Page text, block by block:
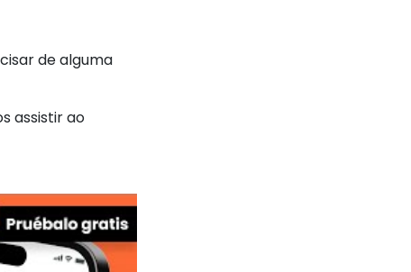
de alguma
assistir ao